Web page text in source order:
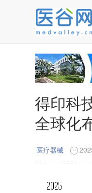
得印科
全球化
医疗器械
2025